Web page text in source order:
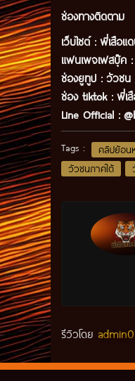
ช่องทางติดตาม
เว็บไซต์ : พี่เสือแ
แฟนเพจเฟสบุ๊ค :
ช่องยูทูป : วัวชน
ช่อง tiktok : พี่เ
Line Official :
Tags : คลิปย้อน
วัวชนภาคใต้
รีวิวโดย